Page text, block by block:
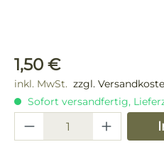
Regulärer Preis:
1,50 €
inkl. MwSt. zzgl.
Sofort versandfertig,
Produkt Anzahl: